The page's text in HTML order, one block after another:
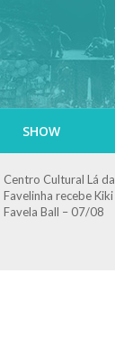
SHOW
Centro Cultural Lá da
Favelinha recebe Kiki
Favela Ball – 07/08